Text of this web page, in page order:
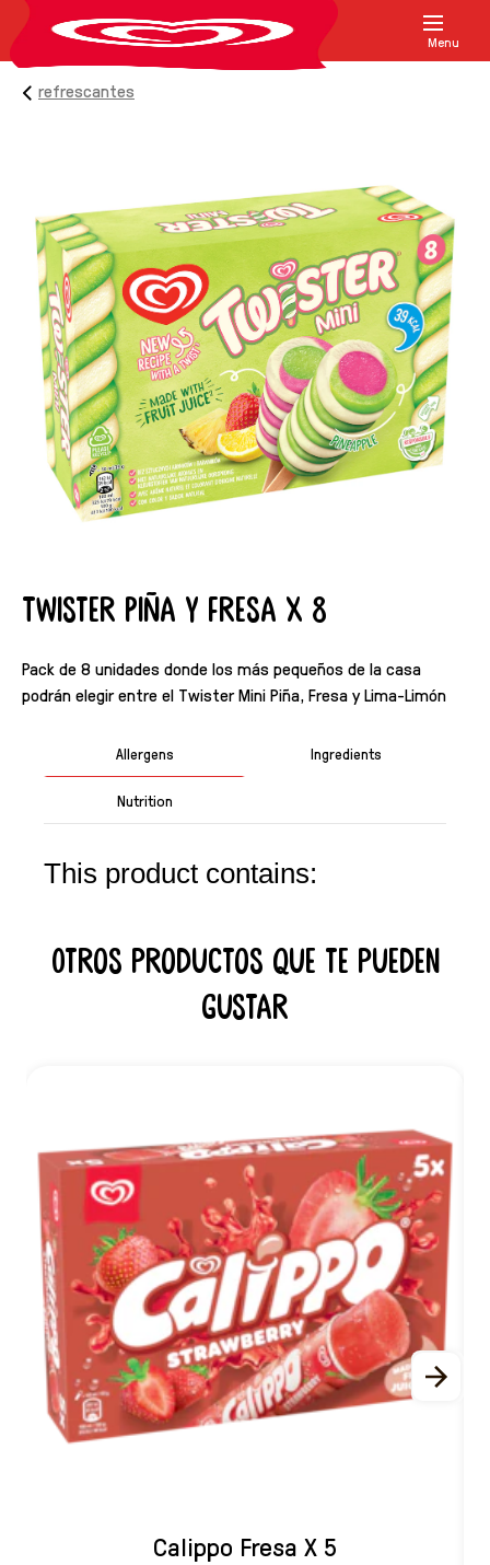
Menu
refrescantes
Twister Piña y Fresa X 8
Pack de 8 unidades donde los más pequeños de la casa
podrán elegir entre el Twister Mini Piña, Fresa y Lima-Limón
Allergens Ingredients
Nutrition
This product contains:
Otros productos que te pueden
gustar
Calippo Fresa X 5